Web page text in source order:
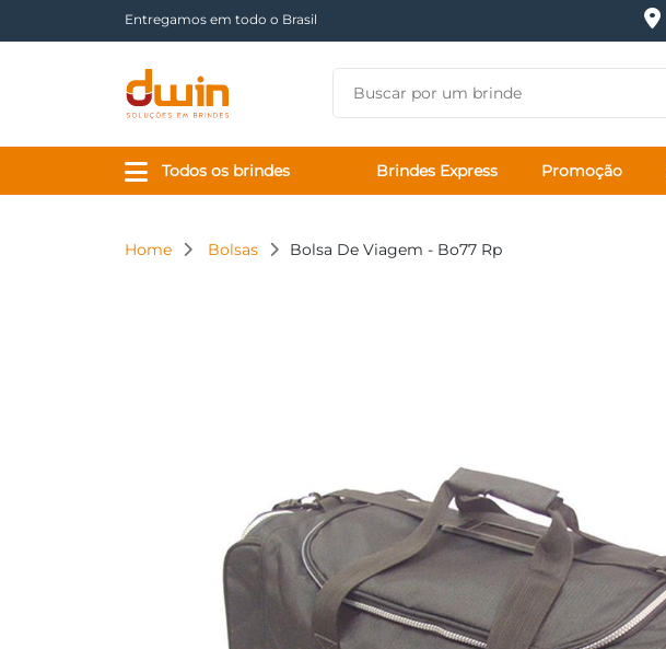
Há mais de 17 anos tornando sua marca presente
Todos os brindes Brindes Express Promoção
Home Bolsas Bolsa De Viagem - Bo77 Rp